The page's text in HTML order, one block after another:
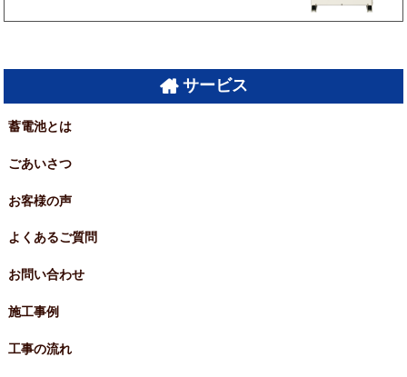
サービス
蓄電池とは
ごあいさつ
お客様の声
よくあるご質問
お問い合わせ
施工事例
工事の流れ